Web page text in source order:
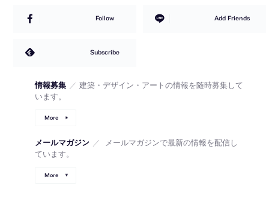
Follow Add Friends
Subscribe
情報募集 ／ 建築・デザイン・アートの情報を随時募集して
います。
More
メールマガジン ／
メールマガジンで最新の情報を配信し
ています。
More